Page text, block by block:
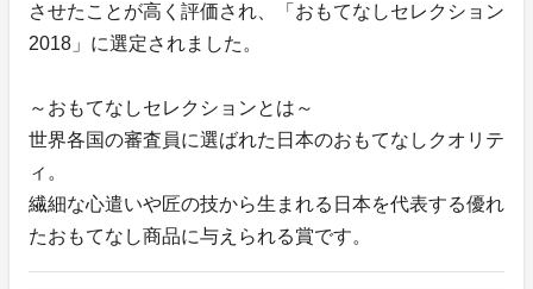
させたことが高く評価され、「おもてなしセレクション
2018」に選定されました。
～おもてなしセレクションとは～
世界各国の審査員に選ばれた日本のおもてなしクオリテ
ィ。
繊細な心遣いや匠の技から生まれる日本を代表する優れ
たおもてなし商品に与えられる賞です。